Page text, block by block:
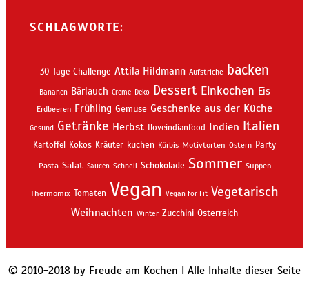
SCHLAGWORTE:
30 Tage Challenge Attila Hildmann Aufstriche backen
Bananen Bärlauch Creme Deko Dessert Einkochen Eis
Erdbeeren Frühling Gemüse Geschenke aus der Küche
Gesund Getränke Herbst Iloveindianfood Indien Italien
Kartoffel Kokos Kräuter kuchen Kürbis Motivtorten Ostern Party
Pasta Salat Saucen Schnell Schokolade Sommer Suppen
Thermomix Tomaten Vegan Vegan for Fit Vegetarisch
Weihnachten Winter Zucchini Österreich
© 2010-2018 by Freude am Kochen I Alle Inhalte dieser Seite